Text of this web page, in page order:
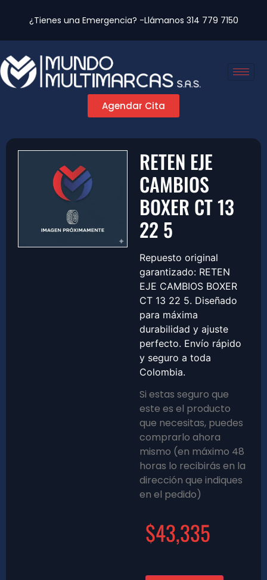
¿Tienes una Emergencia? -Llámanos 314 779 7150
Agendar Cita
RETEN EJE
CAMBIOS
BOXER CT 13
22 5
Repuesto original
garantizado: RETEN
EJE CAMBIOS BOXER
CT 13 22 5. Diseñado
para máxima
durabilidad y ajuste
perfecto. Envío rápido
y seguro a toda
Colombia.
Si estas seguro que
este es el producto
que necesitas, puedes
comprarlo ahora
mismo (en máximo 48
horas lo recibirás en la
dirección que indiques
en el pedido)
$43,335